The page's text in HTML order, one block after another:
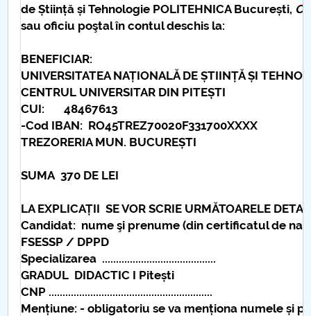
de Știință și Tehnologie POLITEHNICA București,
sau oficiu poştal în contul deschis la:
BENEFICIAR:
UNIVERSITATEA NAȚIONALĂ DE ȘTIINȚĂ ȘI
CENTRUL UNIVERSITAR DIN PITEȘTI
CUI: 48467613
-Cod IBAN: RO45TREZ70020F331700XXXX
TREZORERIA MUN. BUCUREȘTI
SUMA370 DE LEI
LA EXPLICAȚII SE VOR SCRIE URMĂTOARELE
Candidat: nume şi prenume (din certificatul de
FSESSP / DPPD
Specializarea .........................................
GRADUL DIDACTIC I Pitești
CNP ...........................................................
Mențiune: - obligatoriu se va menționa numele și